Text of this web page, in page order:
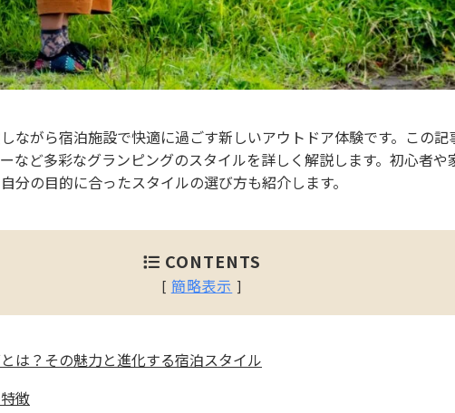
ながら宿泊施設で快適に過ごす新しいアウトドア体験です。この記
など多彩なグランピングのスタイルを詳しく解説します。初心者や
分の目的に合ったスタイルの選び方も紹介します。
CONTENTS
[ 簡略表示 ]
は？その魅力と進化する宿泊スタイル
徴